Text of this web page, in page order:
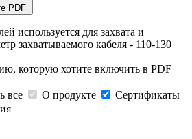
PDF
используется для захвата и
захватываемого кабеля - 110-130
которую хотите включить в PDF
все
О продукте
Сертификаты